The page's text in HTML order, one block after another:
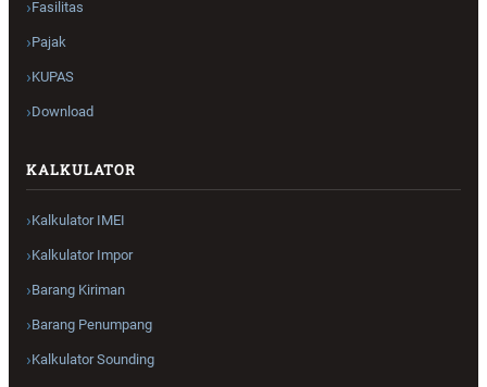
Fasilitas
Pajak
KUPAS
Download
KALKULATOR
Kalkulator IMEI
Kalkulator Impor
Barang Kiriman
Barang Penumpang
Kalkulator Sounding